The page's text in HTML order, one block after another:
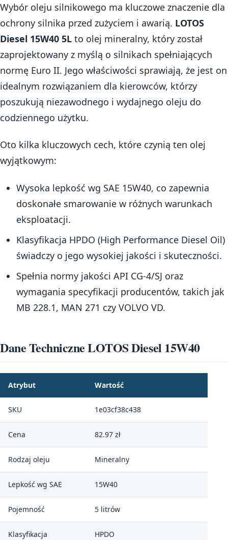
Wybór oleju silnikowego ma kluczowe znaczenie dla
ochrony silnika przed zużyciem i awarią. LOTOS
Diesel 15W40 5L to olej mineralny, który został
zaprojektowany z myślą o silnikach spełniających
normę Euro II. Jego właściwości sprawiają, że jest on
idealnym rozwiązaniem dla kierowców, którzy
poszukują niezawodnego i wydajnego oleju do
codziennego użytku.
Oto kilka kluczowych cech, które czynią ten olej
wyjątkowym:
Wysoka lepkość wg SAE 15W40, co zapewnia
doskonałe smarowanie w różnych warunkach
eksploatacji.
Klasyfikacja HPDO (High Performance Diesel Oil)
świadczy o jego wysokiej jakości i skuteczności.
Spełnia normy jakości API CG-4/SJ oraz
wymagania specyfikacji producentów, takich jak
MB 228.1, MAN 271 czy VOLVO VD.
Dane Techniczne LOTOS Diesel 15W40
Atrybut Wartość
SKU 1e03cf38c438
Cena 82.97 zł
Rodzaj oleju Mineralny
Lepkość wg SAE 15W40
Pojemność 5 litrów
Klasyfikacja HPDO